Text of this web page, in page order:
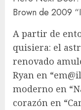
Brown de 2009
A partir de
quisiera: el
renovado
Ryan en
moderno en
corazón en